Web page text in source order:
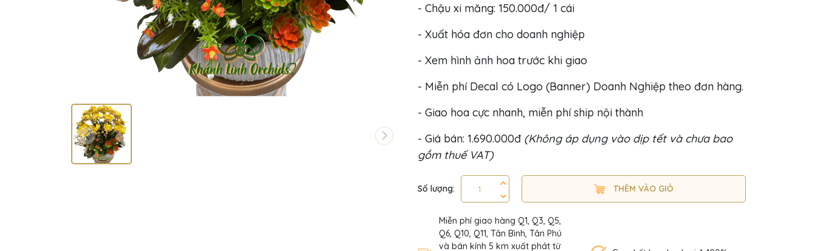
- Chậu xi măng: 150.000đ/ 1 cái
- Xuất hóa đơn cho doanh nghiệp
- Xem hình ảnh hoa trước khi giao
- Miễn phí Decal có Logo (Banner) Doanh Nghiệp theo đơn hàng.
- Giao hoa cực nhanh, miễn phí ship nội thành
- Giá bán: 1.690.000đ (Không áp dụng vào dịp tết và chưa bao
gồm thuế VAT)
Số lượng: THÊM VÀO GIỎ
Miễn phí giao hàng Q1, Q3, Q5,
Q6, Q10, Q11, Tân Bình, Tân Phú
và bán kính 5 km xuất phát từ